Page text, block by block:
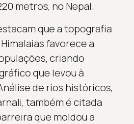
metros, no Nepal.
que a topografia
favorece a
criando
que levou à
de rios históricos,
também é citada
que moldou a